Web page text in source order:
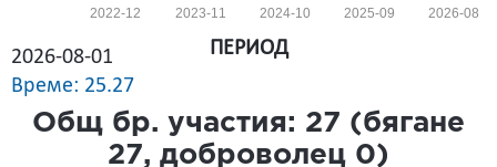
2026-08
2025-09
2024-10
2023-11
2022-12
2026-08-01
Време: 25.27
ПЕРИОД
Общ бр. участия: 27 (бягане
27, доброволец 0)